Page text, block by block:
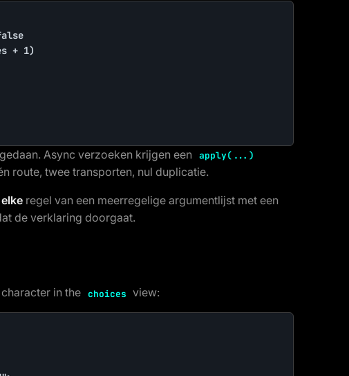
Async verzoeken krijgen een apply(...)
route, twee transporten, nul duplicatie.
elke regel van een meerregelige argumentlijst met een
de verklaring doorgaat.
in the choices view: